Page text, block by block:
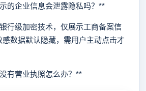
企业信息会泄露隐私吗？**
级加密技术，仅展示工商备案信
数据默认隐藏，需用户主动点击才
营业执照怎么办？**